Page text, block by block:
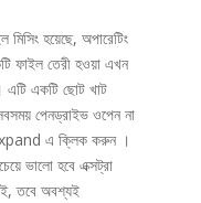
হয়েছে, অপারেটিং
ফাইল তেরী হওয়া এখন
এটি একটি ছোট খাট
পেনড্রাইভ ওপেন না
এ ক্লিক করুন ।
ভালো হবে এক্সট্রা
তবে অবশ্যই